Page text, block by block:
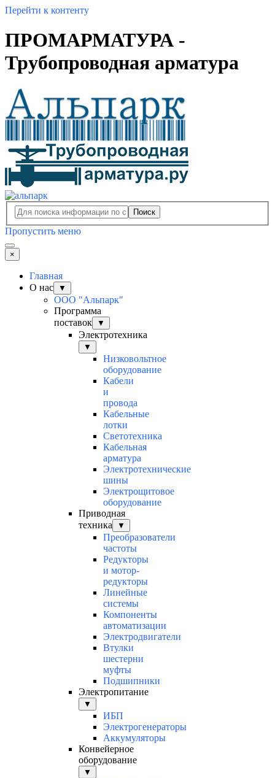
Перейти к контенту
ПРОМАРМАТУРА -
Трубопроводная арматура
Поиск
Пропустить меню
×
Главная
О нас
▼
ООО "Альпарк"
Программа
поставок
▼
Электротехника
▼
Низковольтное
оборудование
Кабели
и
провода
Кабельные
лотки
Светотехника
Кабельная
арматура
Электротехнические
шины
Электрощитовое
оборудование
Приводная
техника
▼
Преобразователи
частоты
Редукторы
и мотор-
редукторы
Линейные
системы
Компоненты
автоматизации
Электродвигатели
Втулки
шестерни
муфты
Подшипники
Электропитание
▼
ИБП
Электрогенераторы
Аккумуляторы
Конвейерное
оборудование
▼